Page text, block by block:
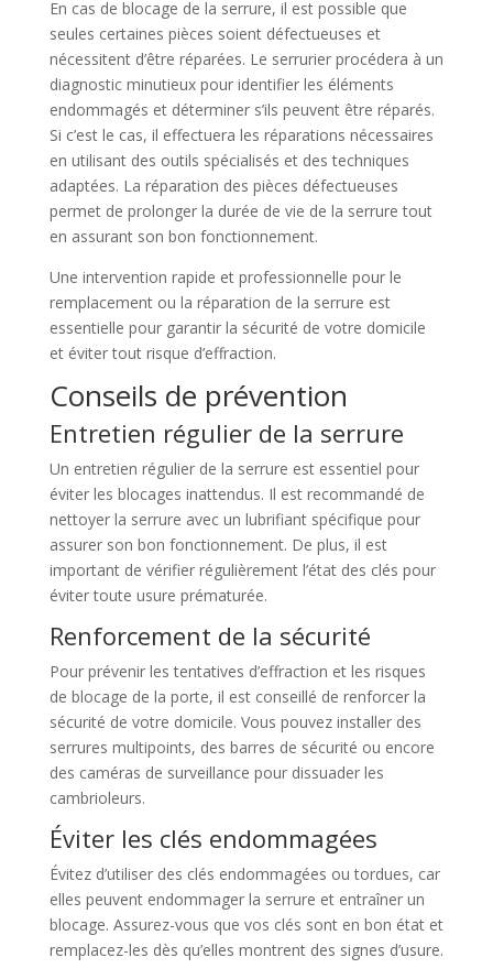
En cas de blocage de la serrure, il est possible que
seules certaines pièces soient défectueuses et
nécessitent d’être réparées. Le serrurier procédera à un
diagnostic minutieux pour identifier les éléments
endommagés et déterminer s’ils peuvent être réparés.
Si c’est le cas, il effectuera les réparations nécessaires
en utilisant des outils spécialisés et des techniques
adaptées. La réparation des pièces défectueuses
permet de prolonger la durée de vie de la serrure tout
en assurant son bon fonctionnement.
Une intervention rapide et professionnelle pour le
remplacement ou la réparation de la serrure est
essentielle pour garantir la sécurité de votre domicile
et éviter tout risque d’effraction.
Conseils de prévention
Entretien régulier de la serrure
Un entretien régulier de la serrure est essentiel pour
éviter les blocages inattendus. Il est recommandé de
nettoyer la serrure avec un lubrifiant spécifique pour
assurer son bon fonctionnement. De plus, il est
important de vérifier régulièrement l’état des clés pour
éviter toute usure prématurée.
Renforcement de la sécurité
Pour prévenir les tentatives d’effraction et les risques
de blocage de la porte, il est conseillé de renforcer la
sécurité de votre domicile. Vous pouvez installer des
serrures multipoints, des barres de sécurité ou encore
des caméras de surveillance pour dissuader les
cambrioleurs.
Éviter les clés endommagées
Évitez d’utiliser des clés endommagées ou tordues, car
elles peuvent endommager la serrure et entraîner un
blocage. Assurez-vous que vos clés sont en bon état et
remplacez-les dès qu’elles montrent des signes d’usure.